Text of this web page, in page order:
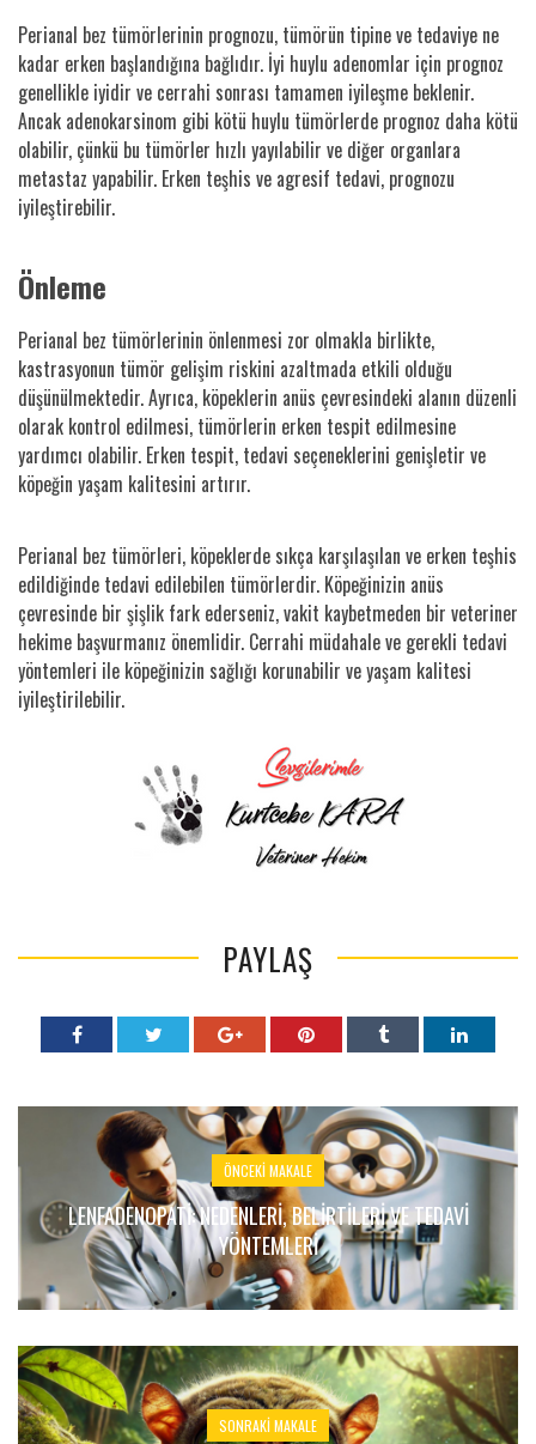
Perianal bez tümörlerinin prognozu, tümörün tipine ve tedaviye ne
kadar erken başlandığına bağlıdır. İyi huylu adenomlar için prognoz
genellikle iyidir ve cerrahi sonrası tamamen iyileşme beklenir.
Ancak adenokarsinom gibi kötü huylu tümörlerde prognoz daha kötü
olabilir, çünkü bu tümörler hızlı yayılabilir ve diğer organlara
metastaz yapabilir. Erken teşhis ve agresif tedavi, prognozu
iyileştirebilir.
Önleme
Perianal bez tümörlerinin önlenmesi zor olmakla birlikte,
kastrasyonun tümör gelişim riskini azaltmada etkili olduğu
düşünülmektedir. Ayrıca, köpeklerin anüs çevresindeki alanın düzenli
olarak kontrol edilmesi, tümörlerin erken tespit edilmesine
yardımcı olabilir. Erken tespit, tedavi seçeneklerini genişletir ve
köpeğin yaşam kalitesini artırır.
Perianal bez tümörleri, köpeklerde sıkça karşılaşılan ve erken teşhis
edildiğinde tedavi edilebilen tümörlerdir. Köpeğinizin anüs
çevresinde bir şişlik fark ederseniz, vakit kaybetmeden bir veteriner
hekime başvurmanız önemlidir. Cerrahi müdahale ve gerekli tedavi
yöntemleri ile köpeğinizin sağlığı korunabilir ve yaşam kalitesi
iyileştirilebilir.
PAYLAŞ
ÖNCEKI MAKALE
LENFADENOPATI: NEDENLERI, BELIRTILERI VE TEDAVI
YÖNTEMLERI
SONRAKI MAKALE